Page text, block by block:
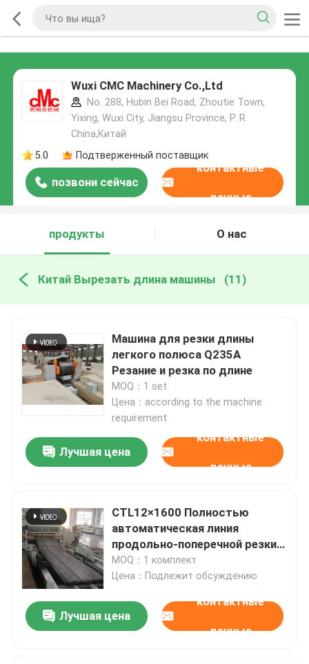
Wuxi CMC Machinery Co.,Ltd
No. 288, Hubin Bei Road, Zhoutie Town,
Yixing, Wuxi City, Jiangsu Province, P. R.
China,Китай
5.0
Подтверженный поставщик
позвони сейчас
контактные
данные
продукты О нас
Китай Вырезать длина машины (11)
Машина для резки длины
легкого полюса Q235A
Резание и резка по длине
MOQ：1 set
Цена：according to the machine
requirement
Лучшая цена
контактные
данные
CTL12×1600 Полностью
автоматическая линия
продольно-поперечной резки
для стальных рулонов
шириной 1600 мм
MOQ：1 комплект
Цена：Подлежит обсуждению
Лучшая цена
контактные
данные